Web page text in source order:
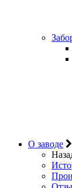
О заводе